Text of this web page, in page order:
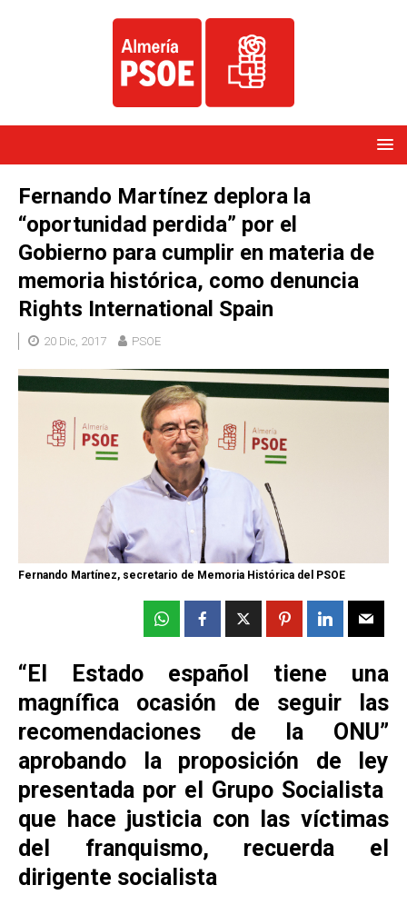
Fernando Martínez deplora la
“oportunidad perdida” por el
Gobierno para cumplir en materia de
memoria histórica, como denuncia
Rights International Spain
20 Dic, 2017 PSOE
Fernando Martínez, secretario de Memoria Histórica del PSOE
“El Estado español tiene una
magnífica ocasión de seguir las
recomendaciones de la ONU”
aprobando la proposición de ley
presentada por el Grupo Socialista
que hace justicia con las víctimas
del franquismo, recuerda el
dirigente socialista